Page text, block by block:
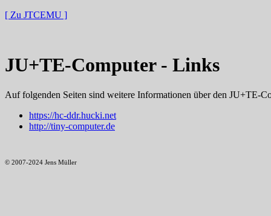
[ Zu JTCEMU ]
JU+TE-Computer - Links
Auf folgenden Seiten sind weitere Informationen über den JU+TE-
https://hc-ddr.hucki.net
http://tiny-computer.de
© 2007-2024 Jens Müller